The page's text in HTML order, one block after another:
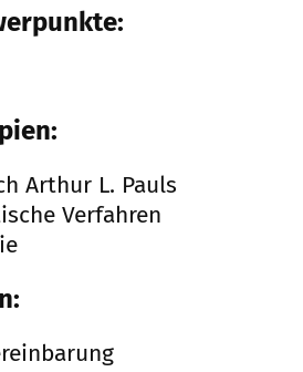
Arthur L. Pauls
Verfahren